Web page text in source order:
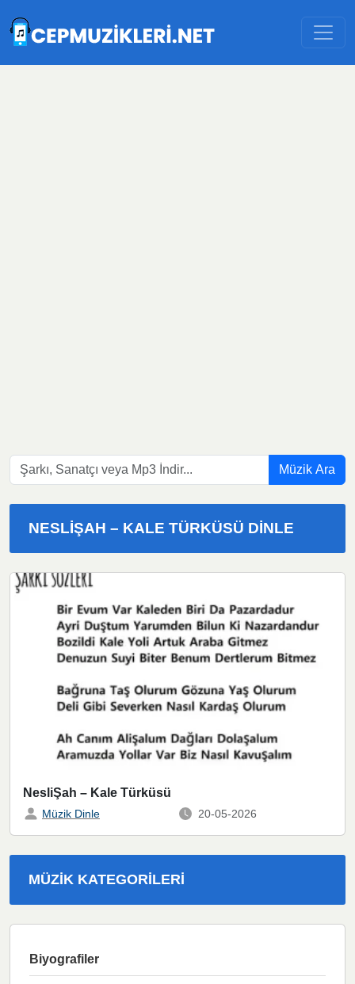
Müzik Ara
NESLIŞAH – KALE TÜRKÜSÜ DINLE
NesliŞah – Kale Türküsü
Müzik Dinle 20-05-2026
MÜZIK KATEGORILERI
Biyografiler